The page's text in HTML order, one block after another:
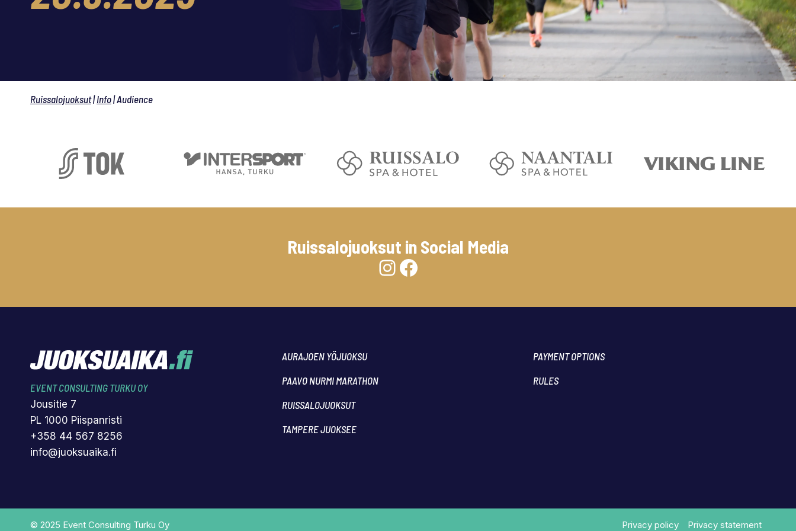
Ruissalojuoksut|Info|Audience
Ruissalo­juoksut in Social Media
Instagram
Facebook
EVENT CONSULTING TURKU OY
Jousitie 7
PL 1000 Piispanristi
+358 44 567 8256
info@juoksuaika.fi
AURAJOEN YÖJUOKSU
PAAVO NURMI MARATHON
RUISSALOJUOKSUT
TAMPERE JUOKSEE
PAYMENT OPTIONS
RULES
© 2025 Event Consulting Turku Oy Privacy policy Privacy statement